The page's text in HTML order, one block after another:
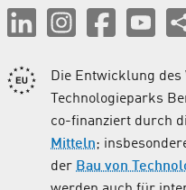
Die Entwicklung
Technologieparks
co-finanziert durch
Mitteln;
der Bau von